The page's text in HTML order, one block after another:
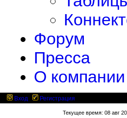
Форум
Пресса
О компании
Вход Регистрация
Текущее время: 08 авг